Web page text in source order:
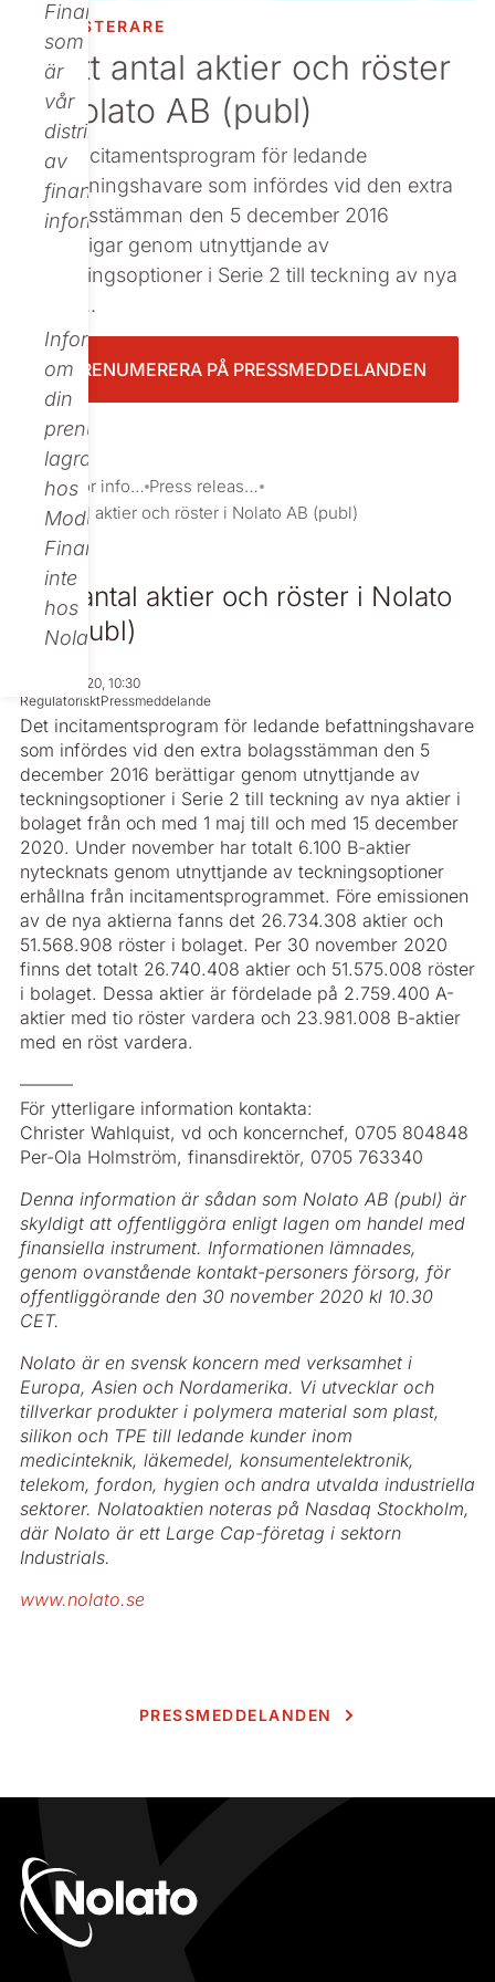
Finance,
som
är
vår
distributör
av
finansiell
information.
Informationen
om
din
prenumeration
lagras
hos
Modular
Finance,
inte
hos
Nolato.
INVESTERARE
Nytt antal aktier och röster
i Nolato AB (publ)
Det incitamentsprogram för ledande
befattningshavare som infördes vid den extra
bolagsstämman den 5 december 2016
berättigar genom utnyttjande av
teckningsoptioner i Serie 2 till teckning av nya
aktie...
PRENUMERERA PÅ PRESSMEDDELANDEN
Investor information
Press releases
Nytt antal aktier och röster i Nolato AB (publ)
Nytt antal aktier och röster i Nolato
AB (publ)
Nov 30, 2020, 10:30
RegulatorisktPressmeddelande
Det incitamentsprogram för ledande befattningshavare
som infördes vid den extra bolagsstämman den 5
december 2016 berättigar genom utnyttjande av
teckningsoptioner i Serie 2 till teckning av nya aktier i
bolaget från och med 1 maj till och med 15 december
2020. Under november har totalt 6.100 B-aktier
nytecknats genom utnyttjande av teckningsoptioner
erhållna från incitamentsprogrammet. Före emissionen
av de nya aktierna fanns det 26.734.308 aktier och
51.568.908 röster i bolaget. Per 30 november 2020
finns det totalt 26.740.408 aktier och 51.575.008 röster
i bolaget. Dessa aktier är fördelade på 2.759.400 A-
aktier med tio röster vardera och 23.981.008 B-aktier
med en röst vardera.
––––––
För ytterligare information kontakta:
Christer Wahlquist, vd och koncernchef, 0705 804848
Per-Ola Holmström, finansdirektör, 0705 763340
Denna information är sådan som Nolato AB (publ) är
skyldigt att offentliggöra enligt lagen om handel med
finansiella instrument. Informationen lämnades,
genom ovanstående kontakt-personers försorg, för
offentliggörande den 30 november 2020 kl 10.30
CET.
Nolato är en svensk koncern med verksamhet i
Europa, Asien och Nordamerika. Vi utvecklar och
tillverkar produkter i polymera material som plast,
silikon och TPE till ledande kunder inom
medicinteknik, läkemedel, konsumentelektronik,
telekom, fordon, hygien och andra utvalda industriella
sektorer. Nolatoaktien noteras på Nasdaq Stockholm,
där Nolato är ett Large Cap-företag i sektorn
Industrials.
www.nolato.se
PRESSMEDDELANDEN